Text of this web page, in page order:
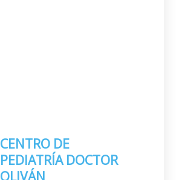
CENTRO DE
PEDIATRÍA DOCTOR
OLIVÁN